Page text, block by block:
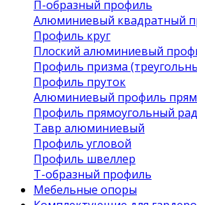
П-образный профиль
Алюминиевый квадратный
Профиль круг
Плоский алюминиевый
Профиль призма
Профиль пруток
Алюминиевый профиль
Профиль прямоугольный
Тавр алюминиевый
Профиль угловой
Профиль швеллер
Т-образный профиль
Мебельные опоры